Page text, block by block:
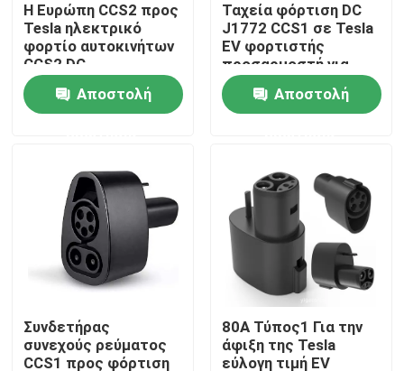
Γύρος εργοστασίων
Ποιοτικός έλεγχος
Ζητήστε ένα απόσπασμα
Λύσεις φορτιστών της EV
Φορητοί φορτιστές της EV
Η Ευρώπη CCS2 προς
Tesla ηλεκτρικό
φορτίο αυτοκινήτων
CCS2 DC
προσαρμογέα Για
TESLA AC+DC
Αποστολή
Ταχεία φόρτιση DC
J1772 CCS1 σε Tesla
EV φορτιστής
προσαρμοστή για
Tesla μοντέλο S / X /
3 / Y
Αποστολή
Συνδετήρας
συνεχούς ρεύματος
CCS1 προς φόρτιση
80A Τύπος1 Για την
άφιξη της Tesla
εύλογη τιμή EV